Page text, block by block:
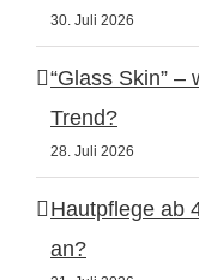
30. Juli 2026
“Glass Skin”
Trend?
28. Juli 2026
Hautpflege ab
an?